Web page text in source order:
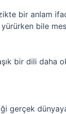
bir anlam
bile
bir dili daha
gerçek